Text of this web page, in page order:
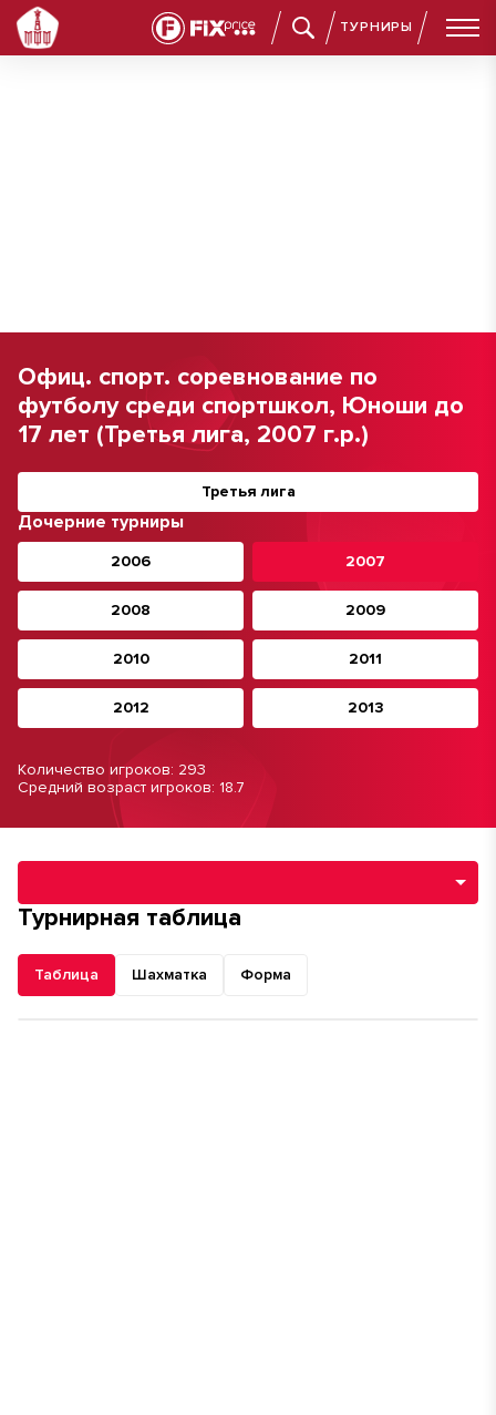
ТУРНИРЫ
Офиц. спорт. соревнование по
футболу среди спортшкол, Юноши до
17 лет (Третья лига, 2007 г.р.)
Третья лига
Дочерние турниры
2006 2007
2008 2009
2010 2011
2012 2013
Количество игроков: 293
Средний возраст игроков: 18.7
Навигация по разделам турнира
Турнирная таблица
Таблица Шахматка Форма